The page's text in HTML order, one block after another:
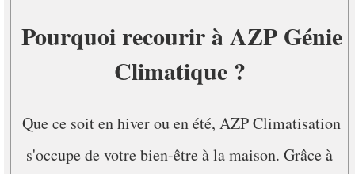
Pourquoi recourir à AZP Génie
Climatique ?
Que ce soit en hiver ou en été, AZP Climatisation
s'occupe de votre bien-être à la maison. Grâce à